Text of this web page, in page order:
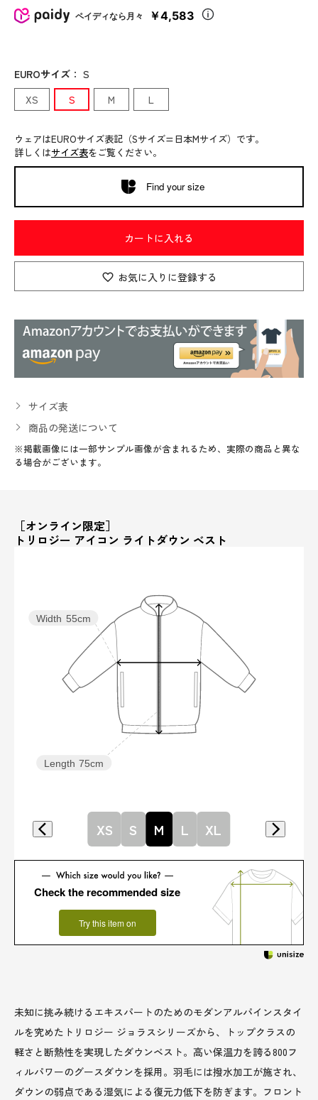
ペイディなら月々 ￥4,583
EUROサイズ ： S
XS
S M L
ウェアはEUROサイズ表記（Sサイズ=日本Mサイズ）です。
詳しくはサイズ表をご覧ください。
Find your size
カートに入れる
お気に入りに登録する
サイズ表
商品の発送について
※掲載画像には一部サンプル画像が含まれるため、実際の商品と異な
る場合がございます。
［オンライン限定］
トリロジー アイコン ライトダウン ベスト
Length 75cm
Width 55cm
XS S M L XL
Check the recommended size
Try this item on
未知に挑み続けるエキスパートのためのモダンアルパインスタイ
ルを究めたトリロジー ジョラスシリーズから、トップクラスの
軽さと断熱性を実現したダウンベスト。高い保温力を誇る800フ
ィルパワーのグースダウンを採用。羽毛には撥水加工が施され、
ダウンの弱点である湿気による復元力低下を防ぎます。フロント